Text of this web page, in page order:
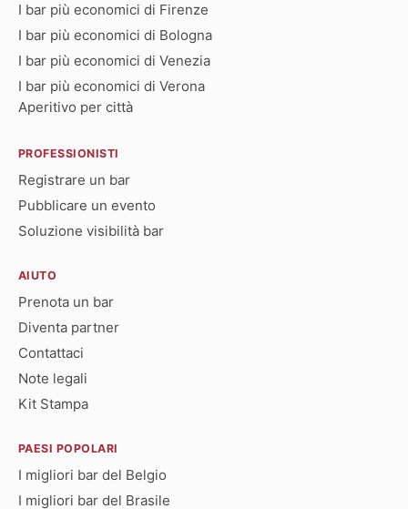
I bar più economici di Firenze
I bar più economici di Bologna
I bar più economici di Venezia
I bar più economici di Verona
Aperitivo per città
PROFESSIONISTI
Registrare un bar
Pubblicare un evento
Soluzione visibilità bar
AIUTO
Prenota un bar
Diventa partner
Contattaci
Note legali
Kit Stampa
PAESI POPOLARI
I migliori bar del Belgio
I migliori bar del Brasile